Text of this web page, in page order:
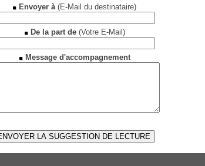
Envoyer à(E-Mail du destinataire)
De la part de(Votre E-Mail)
Message d'accompagnement